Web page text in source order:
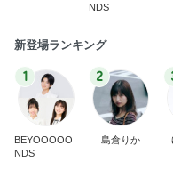
NDS
新登場ランキング
1
BEYOOOOO
NDS
2
島倉りか